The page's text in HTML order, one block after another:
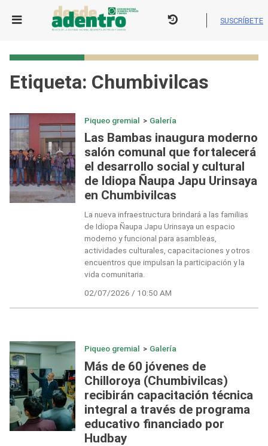
SUSCRÍBETE
Etiqueta: Chumbivilcas
Piqueo gremial > Galería
Las Bambas inaugura moderno
salón comunal que fortalecerá
el desarrollo social y cultural
de Idiopa Ñaupa Japu Urinsaya
en Chumbivilcas
La nueva infraestructura brindará a las familias
de Idiopa Ñaupa Japu Urinsaya un espacio
moderno y funcional para asambleas,
actividades culturales, capacitaciones y otros
encuentros que impulsan la participación y la
vida comunitaria.
02/07/2026 / 10:50 AM
Piqueo gremial > Galería
Más de 60 jóvenes de
Chilloroya (Chumbivilcas)
recibirán capacitación técnica
integral a través de programa
educativo financiado por
Hudbay